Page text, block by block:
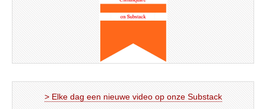
> Elke dag een nieuwe video op onze Substack